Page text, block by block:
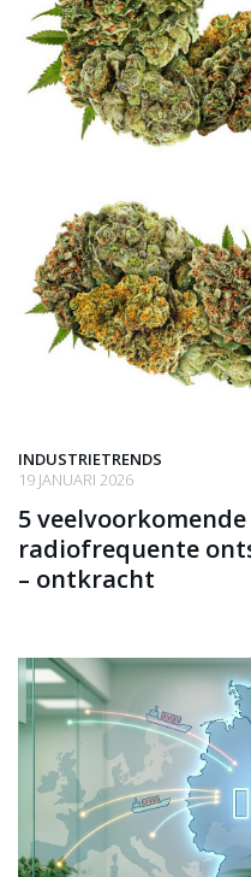
INDUSTRIETRENDS
19 JANUARI 2026
5
radiofrequente
– ontkracht